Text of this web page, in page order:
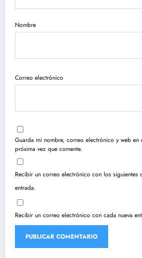
Nombre
Correo electrónico
Guarda mi nombre, correo electrónico y web en
próxima vez que comente.
Recibir un correo electrónico con los siguientes
entrada.
Recibir un correo electrónico con cada nueva